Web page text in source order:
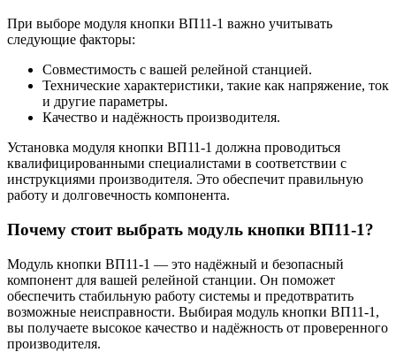
При выборе модуля кнопки ВП11-1 важно учитывать
следующие факторы:
Совместимость с вашей релейной станцией.
Технические характеристики, такие как напряжение, ток
и другие параметры.
Качество и надёжность производителя.
Установка модуля кнопки ВП11-1 должна проводиться
квалифицированными специалистами в соответствии с
инструкциями производителя. Это обеспечит правильную
работу и долговечность компонента.
Почему стоит выбрать модуль кнопки ВП11-1?
Модуль кнопки ВП11-1 — это надёжный и безопасный
компонент для вашей релейной станции. Он поможет
обеспечить стабильную работу системы и предотвратить
возможные неисправности. Выбирая модуль кнопки ВП11-1,
вы получаете высокое качество и надёжность от проверенного
производителя.